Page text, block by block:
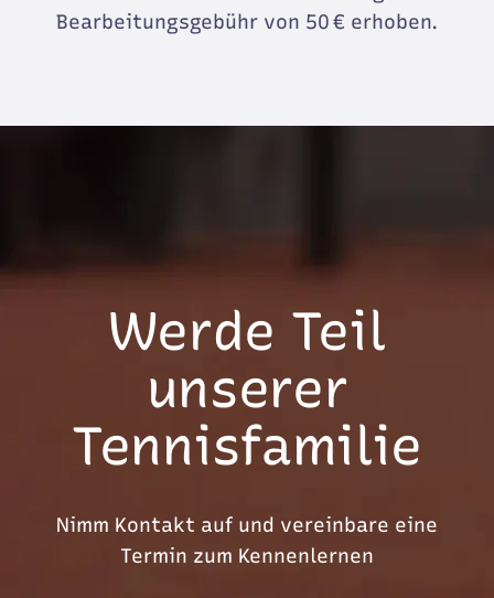
Bearbeitungsgebühr von 50 € erhoben.
Werde Teil
unserer
Tennisfamilie
Nimm Kontakt auf und vereinbare eine
Termin zum Kennenlernen